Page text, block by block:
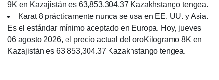
9K en Kazajistán es 63,853,304.37 Kazakhstango tengea.
Karat 8 prácticamente nunca se usa en EE. UU. y Asia.
Es el estándar mínimo aceptado en Europa. Hoy, jueves
06 agosto 2026, el precio actual del oroKilogramo 8K en
Kazajistán es 63,853,304.37 Kazakhstango tengea.